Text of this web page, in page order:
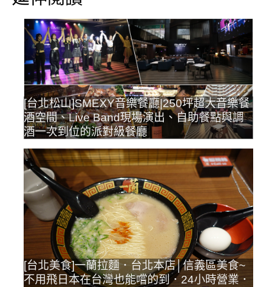
[台北松山]SMEXY音樂餐廳|250坪超大音樂餐
酒空間、Live Band現場演出、自助餐點與調
酒一次到位的派對級餐廳
[台北美食]一蘭拉麵．台北本店│信義區美食~
不用飛日本在台灣也能嚐的到．24小時營業．